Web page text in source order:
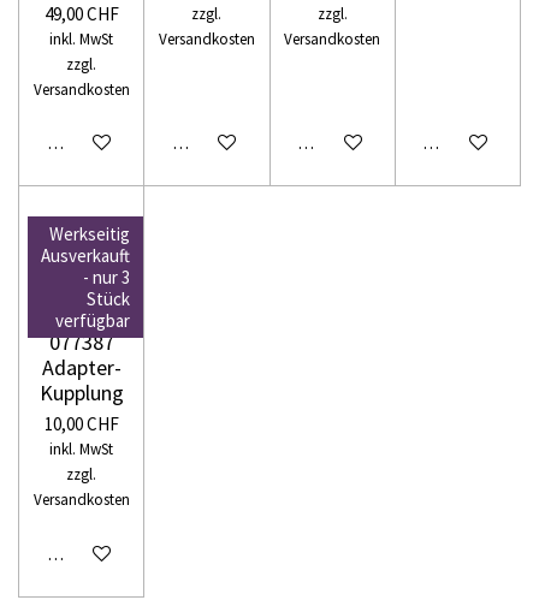
49,00 CHF
inkl. MwSt
zzgl.
Versandkosten
In den Warenkorb
zzgl.
Versandkosten
In den Warenkorb
zzgl.
Versandkosten
In den WarenkorbIn den
Werkseitig
Ausverkauft
- nur 3
Stück
verfügbar
WIKING
077387
Adapter-
Kupplung
10,00 CHF
inkl. MwSt
zzgl.
Versandkosten
In den Warenkorb